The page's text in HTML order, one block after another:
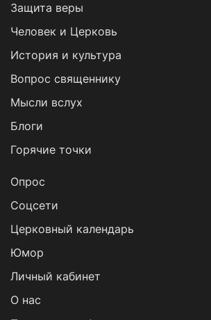
Защита веры
Человек и Церковь
История и культура
Вопрос священнику
Мысли вслух
Блоги
Горячие точки
Опрос
Cоцсети
Церковный календарь
Юмор
Личный кабинет
О нас